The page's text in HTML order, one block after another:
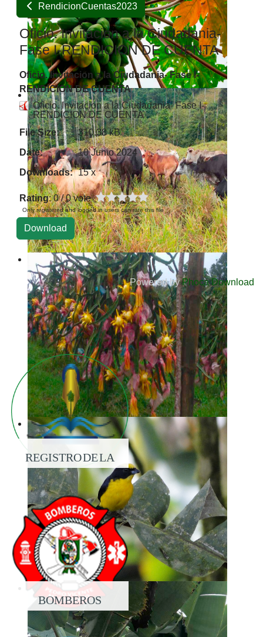
RendicionCuentas2023
Oficio. Invitacion a la Ciudadania-
Fase I-RENDICION DE CUENTA
Oficio. Invitacion a la Ciudadania- Fase I-
RENDICION DE CUENTA
Oficio. Invitacion a la Ciudadania- Fase I-
RENDICION DE CUENTA
File Size:
310.38 kB
Date:
10 Junio 2024
Downloads: 15 x
Rating: 0 / 0 vote
Only registered and logged in users can rate this file
Powered byPhoca Download
REGISTRO DE LA
PROPIEDAD
BOMBEROS